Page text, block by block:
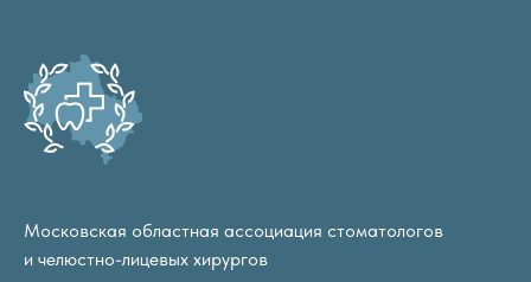
Московская областная ассоциация стоматологов
и челюстно-лицевых хирургов